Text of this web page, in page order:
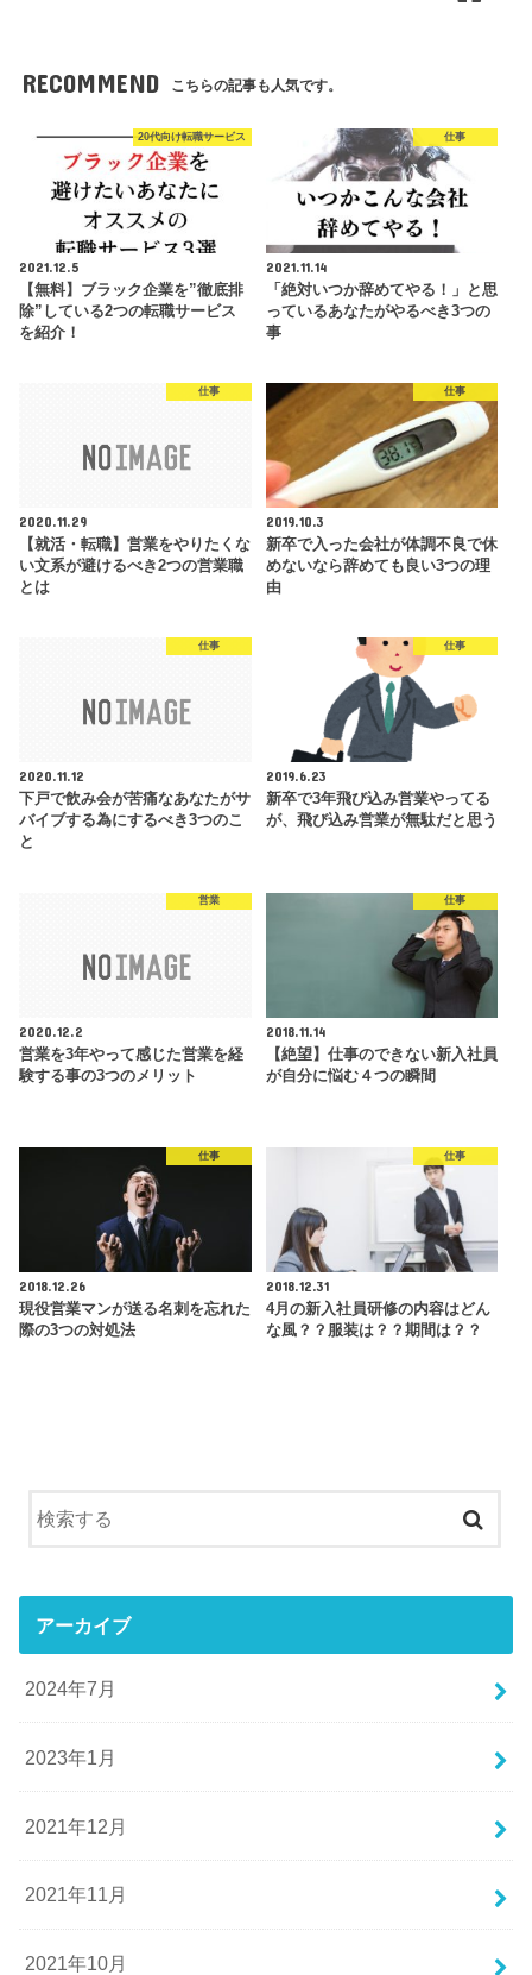
RECOMMEND こちらの記事も人気です。
20代向け転職サービス
2021.12.5
【無料】ブラック企業を”徹底排
除”している2つの転職サービス
を紹介！
仕事
2021.11.14
「絶対いつか辞めてやる！」と思
っているあなたがやるべき3つの
事
仕事
2020.11.29
【就活・転職】営業をやりたくな
い文系が避けるべき2つの営業職
とは
仕事
2019.10.3
新卒で入った会社が体調不良で休
めないなら辞めても良い3つの理
由
仕事
2020.11.12
下戸で飲み会が苦痛なあなたがサ
バイブする為にするべき3つのこ
と
仕事
2019.6.23
新卒で3年飛び込み営業やってる
が、飛び込み営業が無駄だと思う
営業
2020.12.2
営業を3年やって感じた営業を経
験する事の3つのメリット
仕事
2018.11.14
【絶望】仕事のできない新入社員
が自分に悩む４つの瞬間
仕事
2018.12.26
現役営業マンが送る名刺を忘れた
際の3つの対処法
仕事
2018.12.31
4月の新入社員研修の内容はどん
な風？？服装は？？期間は？？
アーカイブ
2024年7月
2023年1月
2021年12月
2021年11月
2021年10月